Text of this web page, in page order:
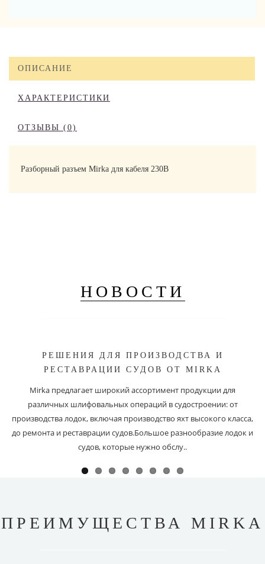
ОПИСАНИЕ
ХАРАКТЕРИСТИКИ
ОТЗЫВЫ (0)
Разборный разъем Mirka для кабеля 230В
НОВОСТИ
РЕШЕНИЯ ДЛЯ ПРОИЗВОДСТВА И
РЕСТАВРАЦИИ СУДОВ ОТ MIRKA
Mirka предлагает широкий ассортимент продукции для
различных шлифовальных операций в судостроении: от
производства лодок, включая производство яхт высокого класса,
до ремонта и реставрации судов.Большое разнообразие лодок и
судов, которые нужно обслу..
ПРЕИМУЩЕСТВА MIRKA